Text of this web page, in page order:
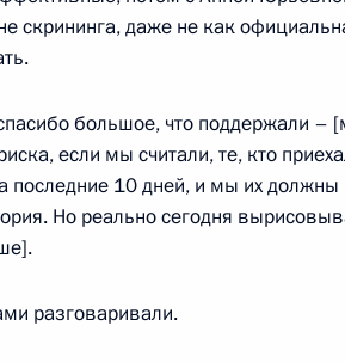
суббота
с премьер-министром Италии
скрининга, даже не как
большое, что поддержали –
если мы считали, те, кто
последние 10 дней, и мы их должны
Но реально сегодня
разговаривали.